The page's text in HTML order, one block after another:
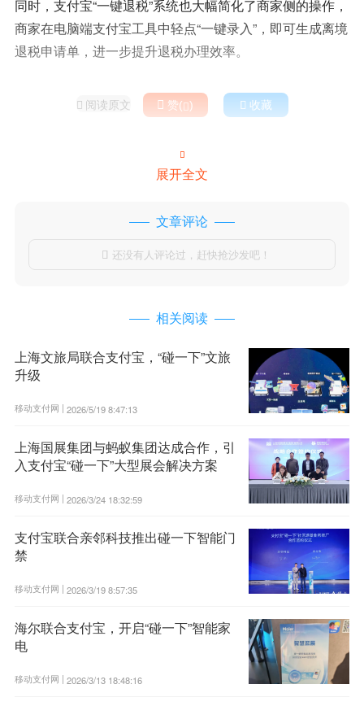
同时，支付宝“一键退税”系统也大幅简化了商家侧的操作，
商家在电脑端支付宝工具中轻点“一键录入”，即可生成离境
退税申请单，进一步提升退税办理效率。
 阅读原文  赞()  收藏

展开全文
文章评论
 还没有人评论过，赶快抢沙发吧！
相关阅读
上海文旅局联合支付宝，“碰一下”文旅
升级
移动支付网 | 2026/5/19 8:47:13
上海国展集团与蚂蚁集团达成合作，引
入支付宝“碰一下”大型展会解决方案
移动支付网 | 2026/3/24 18:32:59
支付宝联合亲邻科技推出碰一下智能门
禁
移动支付网 | 2026/3/19 8:57:35
海尔联合支付宝，开启“碰一下”智能家
电
移动支付网 | 2026/3/13 18:48:16